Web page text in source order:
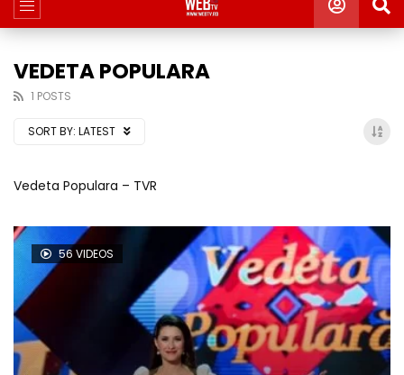
VEDETA POPULARA
1 POSTS
SORT BY: LATEST
Vedeta Populara – TVR
56 VIDEOS